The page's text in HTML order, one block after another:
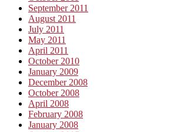
September 2011
August 2011
July 2011
May 2011
April 2011
October 2010
January 2009
December 2008
October 2008
April 2008
February 2008
January 2008